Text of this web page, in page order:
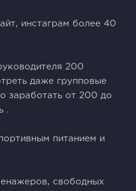
инстаграм более 40
200
даже групповые
заработать от 200 до
.
питанием и
свободных